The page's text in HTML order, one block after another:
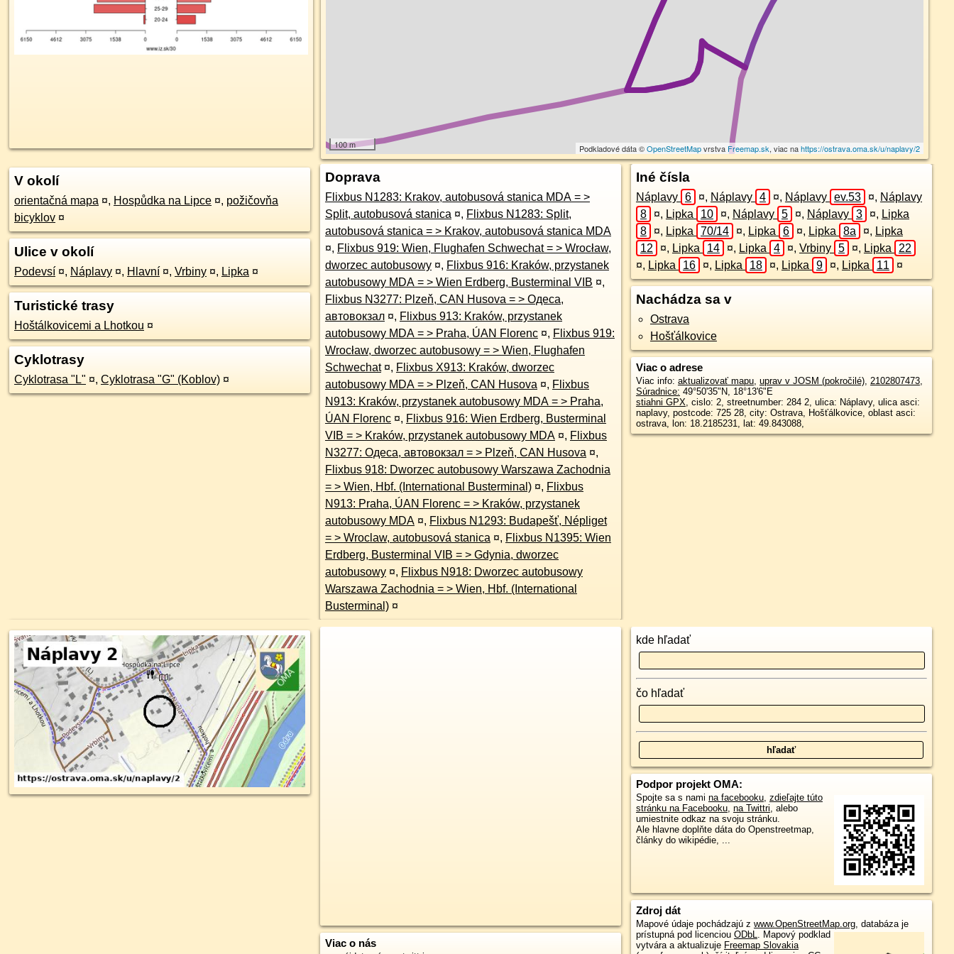
100 m Podkladové dáta ©OpenStreetMapvrstva Freemap.sk, viac nahttps://ostrava.oma.sk/u/naplavy/2
V okolí
orientačná mapa ¤, Hospůdka na Lipce ¤, požičovňa
bicyklov ¤
Ulice v okolí
Podevsí ¤, Náplavy ¤, Hlavní ¤, Vrbiny ¤, Lipka ¤
Turistické trasy
Hoštálkovicemi a Lhotkou ¤
Cyklotrasy
Cyklotrasa "L" ¤, Cyklotrasa "G" (Koblov) ¤
Doprava
Flixbus N1283: Krakov, autobusová stanica MDA = >
Split, autobusová stanica ¤, Flixbus N1283: Split,
autobusová stanica = > Krakov, autobusová stanica MDA
¤, Flixbus 919: Wien, Flughafen Schwechat = > Wrocław,
dworzec autobusowy ¤, Flixbus 916: Kraków, przystanek
autobusowy MDA = > Wien Erdberg, Busterminal VIB ¤,
Flixbus N3277: Plzeň, CAN Husova = > Одеса,
автовокзал ¤, Flixbus 913: Kraków, przystanek
autobusowy MDA = > Praha, ÚAN Florenc ¤, Flixbus 919:
Wrocław, dworzec autobusowy = > Wien, Flughafen
Schwechat ¤, Flixbus X913: Kraków, dworzec
autobusowy MDA = > Plzeň, CAN Husova ¤, Flixbus
N913: Kraków, przystanek autobusowy MDA = > Praha,
ÚAN Florenc ¤, Flixbus 916: Wien Erdberg, Busterminal
VIB = > Kraków, przystanek autobusowy MDA ¤, Flixbus
N3277: Одеса, автовокзал = > Plzeň, CAN Husova ¤,
Flixbus 918: Dworzec autobusowy Warszawa Zachodnia
= > Wien, Hbf. (International Busterminal) ¤, Flixbus
N913: Praha, ÚAN Florenc = > Kraków, przystanek
autobusowy MDA ¤, Flixbus N1293: Budapešť, Népliget
= > Wroclaw, autobusová stanica ¤, Flixbus N1395: Wien
Erdberg, Busterminal VIB = > Gdynia, dworzec
autobusowy ¤, Flixbus N918: Dworzec autobusowy
Warszawa Zachodnia = > Wien, Hbf. (International
Busterminal) ¤
Iné čísla
Náplavy 6 ¤, Náplavy 4 ¤, Náplavy ev.53 ¤, Náplavy
8
¤, Lipka 10 ¤, Náplavy 5 ¤, Náplavy 3 ¤, Lipka
8
¤, Lipka 70/14 ¤, Lipka 6 ¤, Lipka 8a ¤, Lipka
12
¤, Lipka 14 ¤, Lipka 4 ¤, Vrbiny 5 ¤, Lipka
22
¤, Lipka 16 ¤, Lipka 18 ¤, Lipka 9 ¤, Lipka 11 ¤
Nachádza sa v
Ostrava
Hošťálkovice
Viac o adrese
Viac info: aktualizovať mapu, uprav v JOSM (pokročilé), 2102807473,
Súradnice: 49°50'35"N, 18°13'6"E
stiahni GPX, cislo: 2, streetnumber: 284 2, ulica: Náplavy, ulica asci:
naplavy, postcode: 725 28, city: Ostrava, Hošťálkovice, oblast asci:
ostrava, lon: 18.2185231, lat: 49.843088,
Viac o nás
kde hľadať
čo hľadať
Podpor projekt OMA:
Spojte sa s nami na facebooku, zdieľajte túto
stránku na Facebooku, na Twittri, alebo
umiestnite odkaz na svoju stránku.
Ale hlavne doplňte dáta do Openstreetmap,
články do wikipédie, ...
Zdroj dát
Mapové údaje pochádzajú z www.OpenStreetMap.org, databáza je
prístupná pod licenciou ODbL. Mapový podklad
vytvára a aktualizuje Freemap Slovakia